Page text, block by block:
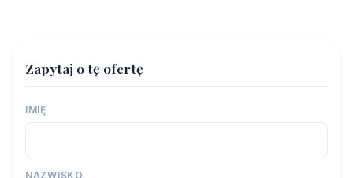
Zapytaj o tę ofertę
IMIĘ
NAZWISKO